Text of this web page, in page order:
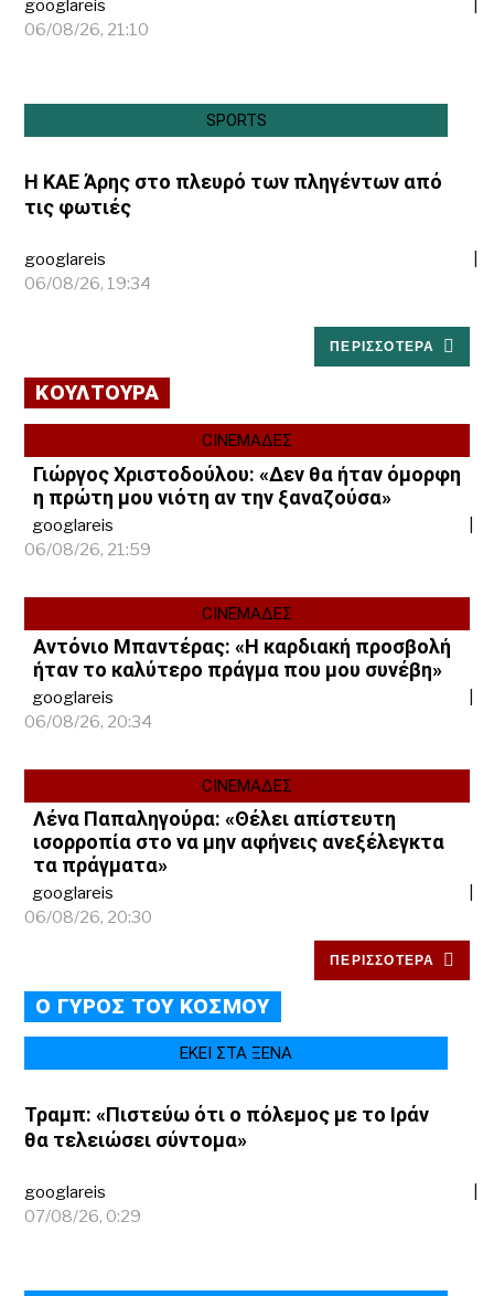
googlareis
06/08/26, 21:10
SPORTS
Η ΚΑΕ Άρης στο πλευρό των πληγέντων από
τις φωτιές
googlareis
06/08/26, 19:34
ΠΕΡΙΣΣΟΤΕΡΑ
ΚΟΥΛΤΟΥΡΑ
CINEΜΑΔΕΣ
Γιώργος Χριστοδούλου: «Δεν θα ήταν όμορφη
η πρώτη μου νιότη αν την ξαναζούσα»
googlareis
06/08/26, 21:59
CINEΜΑΔΕΣ
Αντόνιο Μπαντέρας: «Η καρδιακή προσβολή
ήταν το καλύτερο πράγμα που μου συνέβη»
googlareis
06/08/26, 20:34
CINEΜΑΔΕΣ
Λένα Παπαληγούρα: «Θέλει απίστευτη
ισορροπία στο να μην αφήνεις ανεξέλεγκτα
τα πράγματα»
googlareis
06/08/26, 20:30
ΠΕΡΙΣΣΟΤΕΡΑ
Ο ΓΥΡΟΣ ΤΟΥ ΚΟΣΜΟΥ
ΕΚΕΙ ΣΤΑ ΞΕΝΑ
Τραμπ: «Πιστεύω ότι ο πόλεμος με το Ιράν
θα τελειώσει σύντομα»
googlareis
07/08/26, 0:29